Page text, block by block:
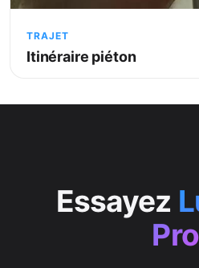
TRAJET
Itinéraire piéton
Essayez
Pro